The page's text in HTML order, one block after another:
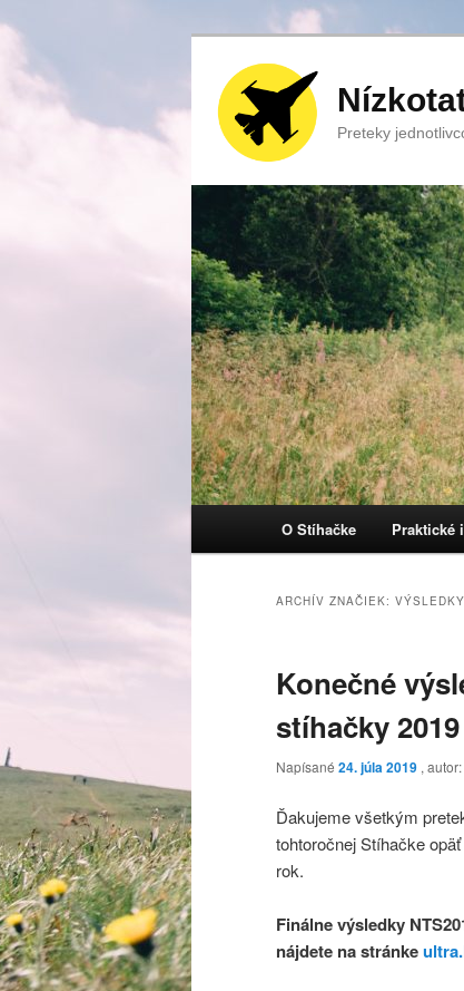
Preteky
Preskočiť na primárny
Preskočiť na
O Stíhačke Praktické
ARCHÍV ZNAČIEK: VÝSLEDKY
Konečné
stíhačky 2019
Napísané 24. júla 2019 , autor:
Ďakujeme všetkým
tohtoročnej Stíhačke
rok.
Finálne výsledky
nájdete na stránke